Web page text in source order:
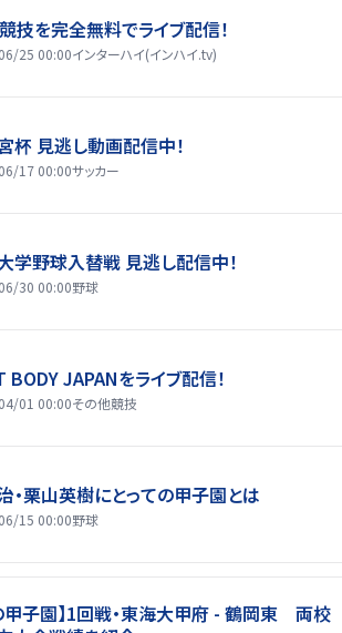
技を完全無料でライブ配信！
25 00:00インターハイ(インハイ.tv)
杯 見逃し動画配信中！
17 00:00サッカー
学野球入替戦 見逃し配信中！
30 00:00野球
BODY JAPANをライブ配信！
01 00:00その他競技
・栗山英樹にとっての甲子園とは
15 00:00野球
甲子園】1回戦・東海大甲府 - 鶴岡東 両校